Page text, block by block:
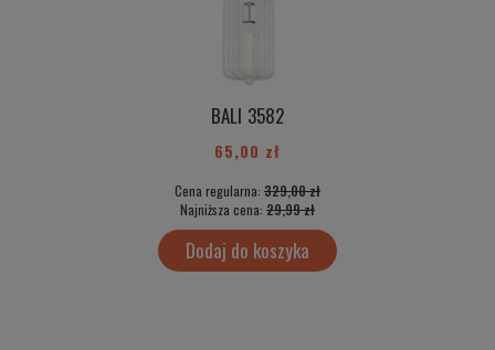
BALI 3582
65,00 zł
Cena regularna: 329,00 zł
Najniższa cena: 29,99 zł
Dodaj do koszyka